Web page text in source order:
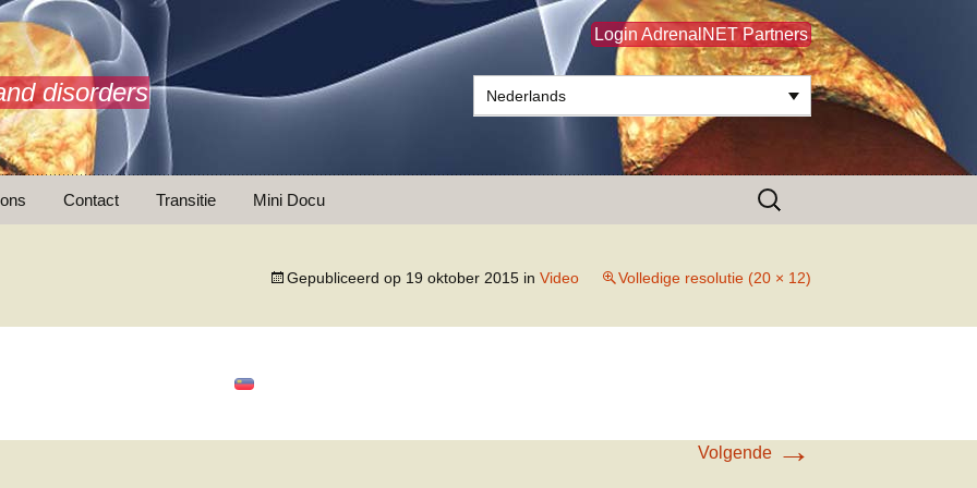
disorders
Login AdrenalNET Partners
Nederlands
Contact Transitie Mini Docu
Zoeken
naar:
Gepubliceerd op 19 oktober 2015 in Video Volledige resolutie (20 × 12)
Volgende →